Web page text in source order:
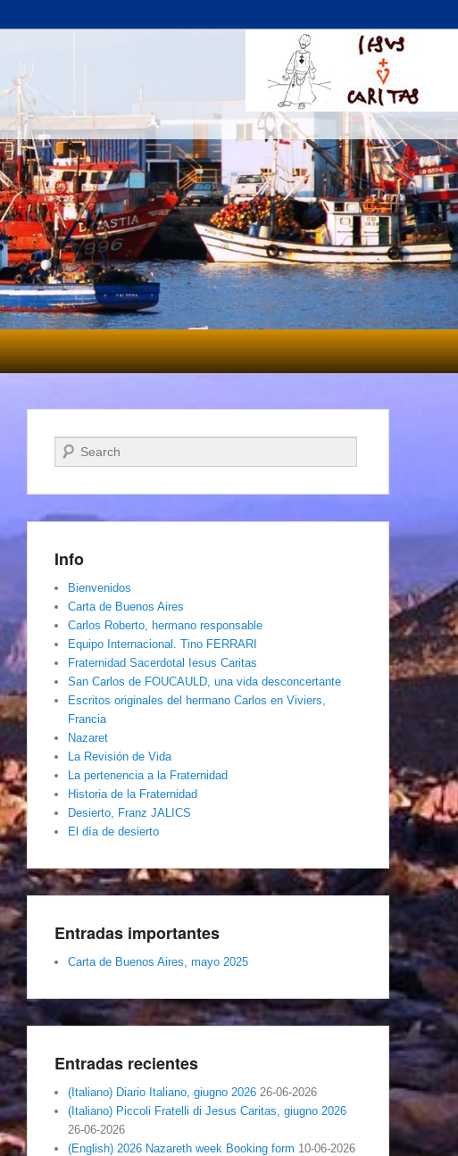
Buscar
Info
Bienvenidos
Carta de Buenos Aires
Carlos Roberto, hermano responsable
Equipo Internacional. Tino FERRARI
Fraternidad Sacerdotal Iesus Caritas
San Carlos de FOUCAULD, una vida desconcertante
Escritos originales del hermano Carlos en Viviers,
Francia
Nazaret
La Revisión de Vida
La pertenencia a la Fraternidad
Historia de la Fraternidad
Desierto, Franz JALICS
El día de desierto
Entradas importantes
Carta de Buenos Aires, mayo 2025
Entradas recientes
(Italiano) Diario Italiano, giugno 2026 26-06-2026
(Italiano) Piccoli Fratelli di Jesus Caritas, giugno 2026
26-06-2026
(English) 2026 Nazareth week Booking form 10-06-2026